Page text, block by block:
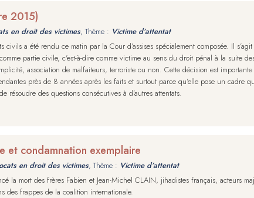
2015)
en droit des victimes, Thème : Victime d’attentat
a été rendu ce matin par la Cour d’assises spécialement composée. Il
partie civile, c'est-à-dire comme victime au sens du droit pénal à la suite
association de malfaiteurs, terroriste ou non. Cette décision est
près de 8 années après les faits et surtout parce qu’elle pose un cadre
résoudre des questions consécutives à d’autres attentats.
et condamnation exemplaire
en droit des victimes, Thème : Victime d’attentat
la mort des frères Fabien et Jean-Michel CLAIN, jihadistes français, acteurs
des frappes de la coalition internationale.